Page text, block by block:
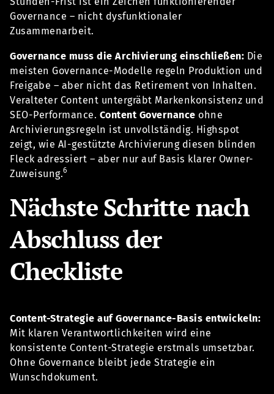
Governance – nicht dysfunktionaler
Zusammenarbeit.
Governance muss die Archivierung einschließen: Die
meisten Governance-Modelle regeln Produktion und
Freigabe – aber nicht das Retirement von Inhalten.
Veralteter Content untergräbt Markenkonsistenz und
SEO-Performance. Content Governance ohne
Archivierungsregeln ist unvollständig. Highspot
zeigt, wie AI-gestützte Archivierung diesen blinden
Fleck adressiert – aber nur auf Basis klarer Owner-
Zuweisung.6
Nächste Schritte nach
Abschluss der
Checkliste
Content-Strategie auf Governance-Basis entwickeln:
Mit klaren Verantwortlichkeiten wird eine
konsistente Content-Strategie erstmals umsetzbar.
Ohne Governance bleibt jede Strategie ein
Wunschdokument.